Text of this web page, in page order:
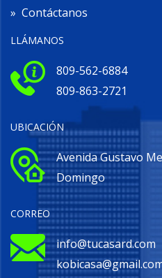
» Contáctanos
LLÁMANOS
809-562-6884
809-863-2721
UBICACIÓN
Avenida Gustavo
Domingo
CORREO
info@tucasard.com